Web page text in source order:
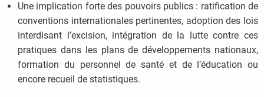
Une implication forte des pouvoirs publics : ratification de
conventions internationales pertinentes, adoption des lois
interdisant l’excision, intégration de la lutte contre ces
pratiques dans les plans de développements nationaux,
formation du personnel de santé et de l’éducation ou
encore recueil de statistiques.